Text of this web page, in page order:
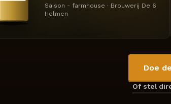
Saison - farmhouse · Brouwerij De 6
Helmen
Doe
Of stel